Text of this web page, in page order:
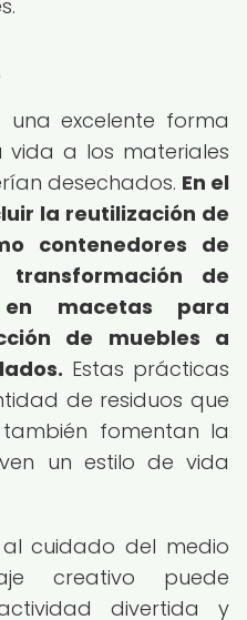
una excelente forma
a los materiales
desechados. En el
la reutilización de
contenedores de
transformación de
en macetas para
de muebles a
Estas prácticas
de residuos que
fomentan la
un estilo de vida
cuidado del medio
creativo puede
divertida y